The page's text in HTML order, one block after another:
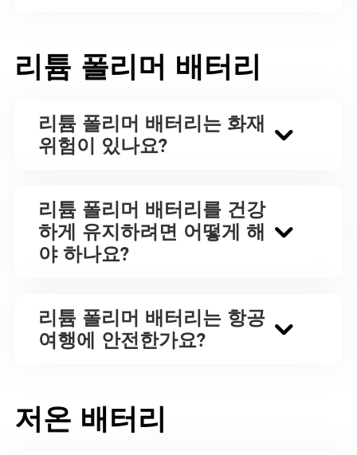
리튬 폴리머 배터리
리튬 폴리머 배터리는 화재
위험이 있나요?
리튬 폴리머 배터리를 건강
하게 유지하려면 어떻게 해
야 하나요?
리튬 폴리머 배터리는 항공
여행에 안전한가요?
저온 배터리